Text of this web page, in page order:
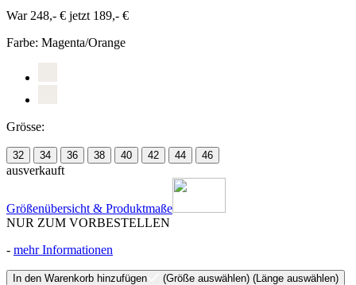
War 248,- € jetzt 189,- €
Farbe: Magenta/Orange
Grösse:
32 34 36 38 40 42 44 46
ausverkauft
Größenübersicht & Produktmaße
NUR ZUM VORBESTELLEN
- mehr Informationen
In den Warenkorb hinzufügen (Größe auswählen) (Länge auswählen)